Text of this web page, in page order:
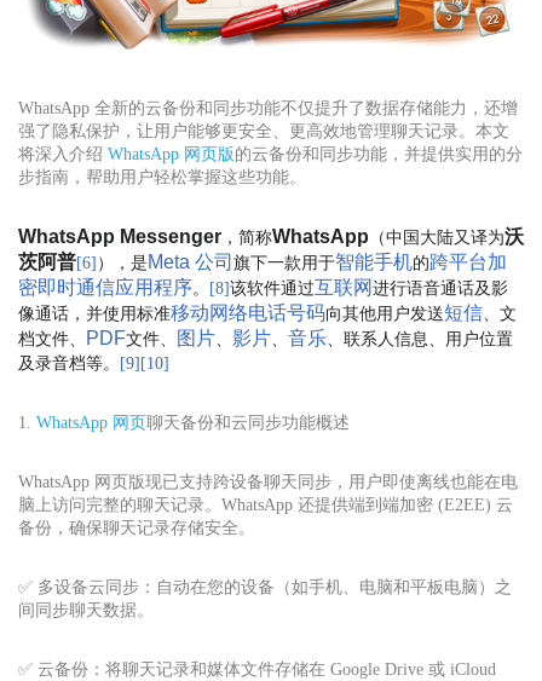
WhatsApp 全新的云备份和同步功能不仅提升了数据存储能力，还增
强了隐私保护，让用户能够更安全、更高效地管理聊天记录。本文
将深入介绍 WhatsApp 网页版 的云备份和同步功能，并提供实用的分
步指南，帮助用户轻松掌握这些功能。
WhatsApp Messenger ，简称WhatsApp （中国大陆又译为沃
茨阿普[6] ），是Meta 公司 旗下一款用于智能手机的跨平台加
密即时通信应用程序。 [8]该软件通过互联网进行语音通话及影
像通话，并使用标准移动网络电话号码向其他用户发送短信 、文
档文件、
PDF文件、 图片 影片 音乐 、联系人信息、用户位置
及录音档等。
[9] [10]
1. WhatsApp 网页聊天备份和云同步功能概述
WhatsApp 网页版现已支持跨设备聊天同步，用户即使离线也能在电
脑上访问完整的聊天记录。WhatsApp 还提供端到端加密 (E2EE) 云
备份，确保聊天记录存储安全。
✅ 多设备云同步：自动在您的设备（如手机、电脑和平板电脑）之
间同步聊天数据。
✅ 云备份：将聊天记录和媒体文件存储在 Google Drive 或 iCloud